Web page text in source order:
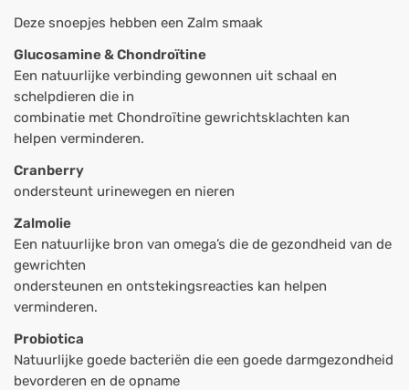
Deze snoepjes hebben een Zalm smaak
Glucosamine & Chondroïtine
Een natuurlijke verbinding gewonnen uit schaal en
schelpdieren die in
combinatie met Chondroïtine gewrichtsklachten kan
helpen verminderen.
Cranberry
ondersteunt urinewegen en nieren
Zalmolie
Een natuurlijke bron van omega’s die de gezondheid van de
gewrichten
ondersteunen en ontstekingsreacties kan helpen
verminderen.
Probiotica
Natuurlijke goede bacteriën die een goede darmgezondheid
bevorderen en de opname